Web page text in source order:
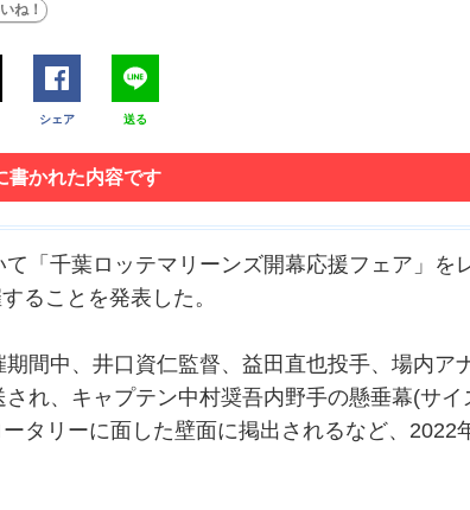
シェア 送る
書かれた内容です
「千葉ロッテマリーンズ開幕応援フェア」を
ることを発表した。
間中、井口資仁監督、益田直也投手、場内ア
れ、キャプテン中村奨吾内野手の懸垂幕(サイ
タリーに面した壁面に掲出されるなど、2022